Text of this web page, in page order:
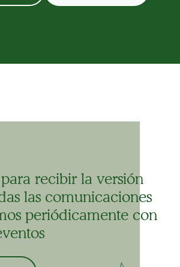
recibir la versión
las comunicaciones
periódicamente con